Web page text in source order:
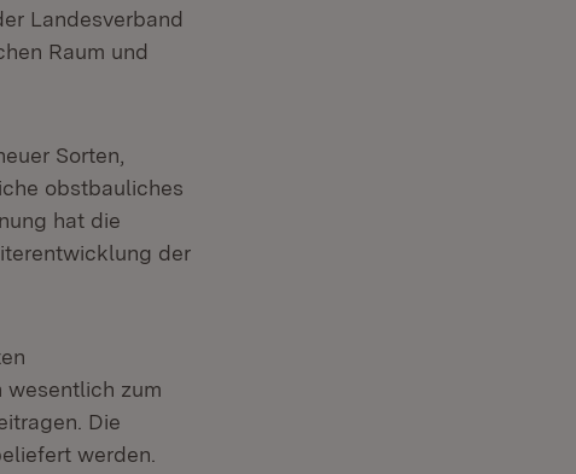
Landesverband
Raum und
Sorten,
obstbauliches
hat die
der
wesentlich zum
Die
werden.